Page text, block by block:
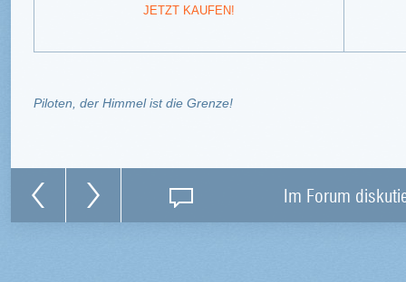
JETZT KAUFEN!
Piloten, der Himmel ist die Grenze!
Im Forum